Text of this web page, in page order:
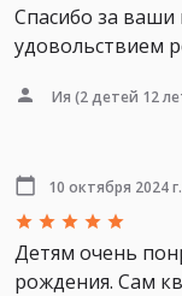
Спасибо за ваши
удовольствием
Ия (2 детей 12
10 октября 2024 г.
Детям очень
рождения. Сам